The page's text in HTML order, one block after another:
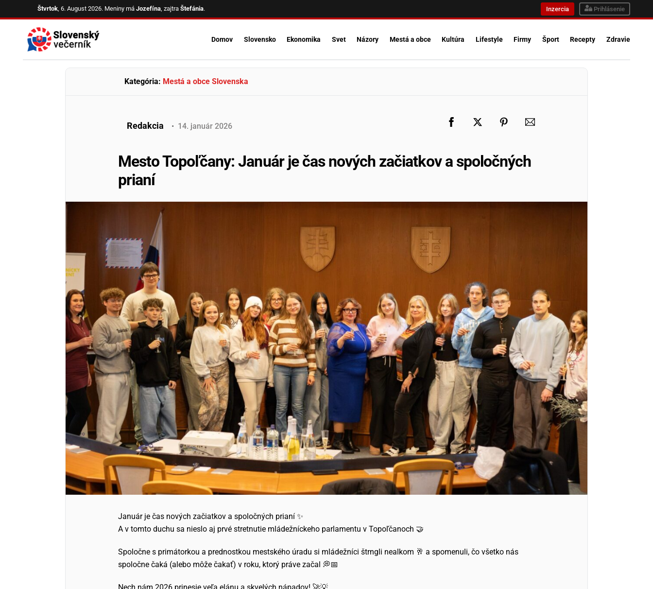
to
Štvrtok, 6. August 2026. Meniny máJozefína, zajtraŠtefánia. Inzercia Prihlásenie
Domov Slovensko Ekonomika Svet Názory Mestá a obce Kultúra Lifestyle Firmy Šport Recepty Zdravie
Kategória: Mestá a obce Slovenska
Redakcia • 14. január 2026
Mesto Topoľčany: Január je čas nových začiatkov a spoločných
prianí
Január je čas nových začiatkov a spoločných prianí ✨
A v tomto duchu sa nieslo aj prvé stretnutie mládežníckeho parlamentu v Topoľčanoch 🤝
Spoločne s primátorkou a prednostkou mestského úradu si mládežníci štrngli nealkom 🥂 a spomenuli, čo všetko nás
spoločne čaká (alebo môže čakať) v roku, ktorý práve začal 💭📅